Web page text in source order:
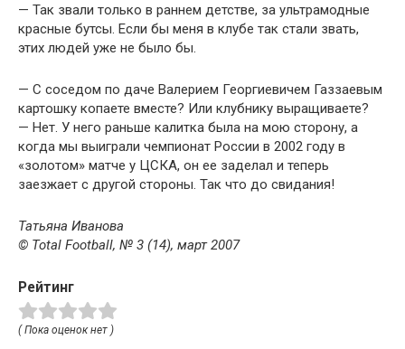
— Так звали только в раннем детстве, за ультрамодные
красные бутсы. Если бы меня в клубе так стали звать,
этих людей уже не было бы.
— С соседом по даче Валерием Георгиевичем Газзаевым
картошку копаете вместе? Или клубнику выращиваете?
— Нет. У него раньше калитка была на мою сторону, а
когда мы выиграли чемпионат России в 2002 году в
«золотом» матче у ЦСКА, он ее заделал и теперь
заезжает с другой стороны. Так что до свидания!
Татьяна Иванова
© Total Football, № 3 (14), март 2007
Рейтинг
( Пока оценок нет )